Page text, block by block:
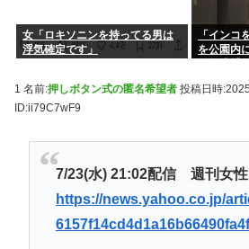
女「ロキソニンを持ってる男は
浮気確定です」
「インコ
を公園内
1 名前:押しボタン式の匿名希望者 投稿日時
ID:ii79C7wF9
7/23(水) 21:02配信 週刊女性
https://news.yahoo.co.jp/